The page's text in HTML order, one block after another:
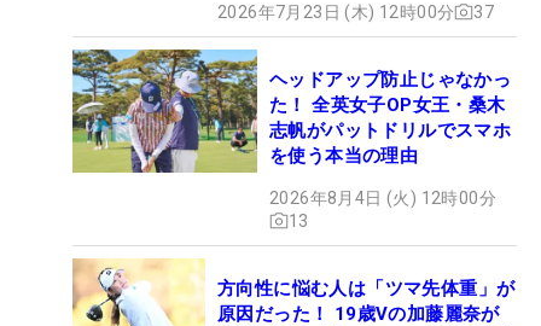
2026年7月23日 (木) 12時00分 37
ヘッドアップ防止じゃなかっ
た！ 全英女子OP女王・桑木
志帆がパットドリルでスマホ
を使う本当の理由
2026年8月4日 (火) 12時00分
13
方向性に悩む人は「ツマ先体重」が
原因だった！ 19歳Vの加藤麗奈が